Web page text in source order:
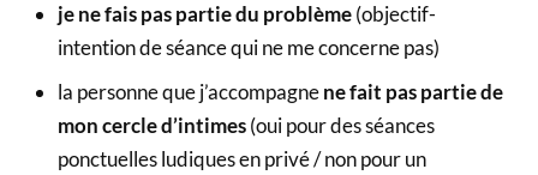
je ne fais pas partie du problème(objectif-
intention de séance qui ne me concerne pas)
la personne que j’accompagnene fait pas partie de
mon cercle d’intimes(oui pour des séances
ponctuelles ludiques en privé / non pour un